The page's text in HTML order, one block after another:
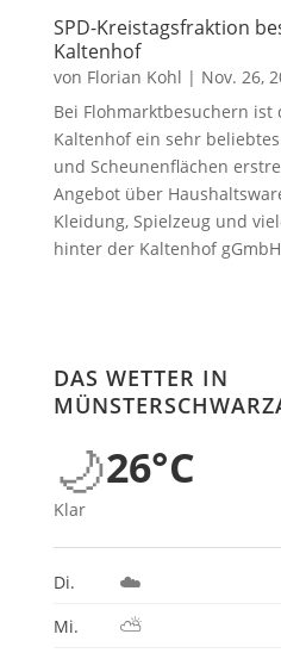
SPD-Kreistagsfraktion
Kaltenhof
von Florian Kohl | Nov. 26,
Bei Flohmarktbesuchern ist
Kaltenhof ein sehr
und Scheunenflächen
Angebot über
Kleidung, Spielzeug und
hinter der Kaltenhof
DAS WETTER IN
🌙26°C
Klar
Di. ☁️
Mi.
⛅